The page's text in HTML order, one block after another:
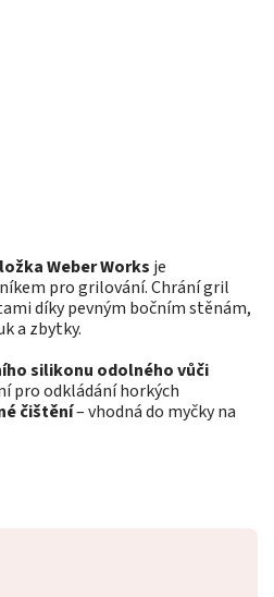
Weber Works je
pro grilování. Chrání gril
díky pevným bočním stěnám,
a zbytky.
silikonu odolného vůči
pro odkládání horkých
čištění– vhodná do myčky na